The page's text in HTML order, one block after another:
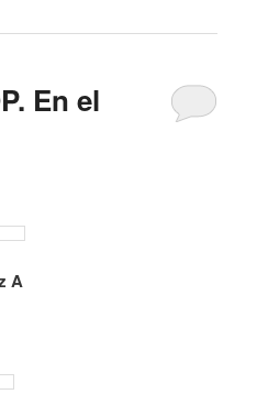
En el
A